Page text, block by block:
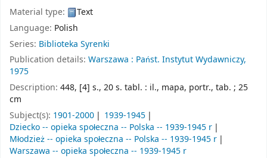
Material type:
Text
Language: Polish
Series: Biblioteka Syrenki
Publication details: Warszawa : Państ. Instytut Wydawniczy,
1975
Description: 448, [4] s., 20 s. tabl. : il., mapa, portr., tab. ; 25
cm
Subject(s): 1901-2000
1939-1945
Dziecko -- opieka społeczna -- Polska -- 1939-1945 r
Młodzież -- opieka społeczna -- Polska -- 1939-1945 r
Warszawa -- opieka społeczna -- 1939-1945 r